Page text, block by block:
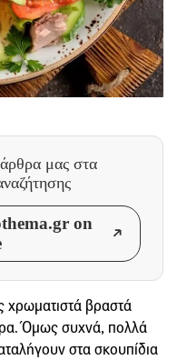
μας στα
on
χρωματιστά βραστά
Όμως συχνά, πολλά
στα σκουπίδια